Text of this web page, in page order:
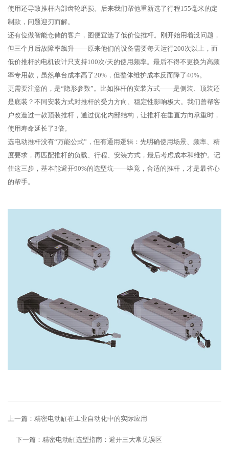
使用还导致推杆内部齿轮磨损。后来我们帮他重新选了行程155毫米的定
制款，问题迎刃而解。
还有位做智能仓储的客户，图便宜选了低价位推杆。刚开始用着没问题，
但三个月后故障率飙升——原来他们的设备需要每天运行200次以上，而
低价推杆的电机设计只支持100次/天的使用频率。最后不得不更换为高频
率专用款，虽然单台成本高了20%，但整体维护成本反而降了40%。
更需要注意的，是“隐形参数”。比如推杆的安装方式——是侧装、顶装还
是底装？不同安装方式对推杆的受力方向、稳定性影响极大。我们曾帮客
户改造过一款顶装推杆，通过优化内部结构，让推杆在垂直方向承重时，
使用寿命延长了3倍。
选电动推杆没有“万能公式”，但有通用逻辑：先明确使用场景、频率、精
度要求，再匹配推杆的负载、行程、安装方式，最后考虑成本和维护。记
住这三步，基本能避开90%的选型坑——毕竟，合适的推杆，才是最省心
的帮手。
上一篇： 精密电动缸在工业自动化中的实际应用
下一篇： 精密电动缸选型指南：避开三大常见误区